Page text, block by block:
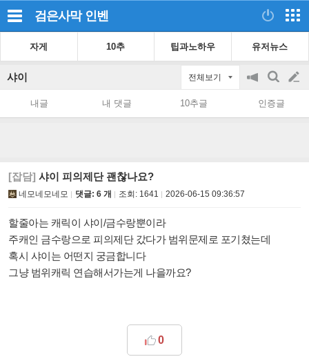
검은사막 인벤
자게 10추 팁과노하우 유저뉴스
샤이 전체보기
공
on/off
검
색
글
쓰
내글 내 댓글 10추글 인증글
[잡담] 샤이 피의제단 괜찮나요?
네모네모네모 댓글: 6 개 조회: 1641 2026-06-15 09:36:57
할줄아는 캐릭이 샤이/금수랑뿐이라
주캐인 금수랑으로 피의제단 갔다가 범위문제로 포기쳤는데
혹시 샤이는 어떤지 궁금합니다
그냥 범위캐릭 연습해서가는게 나을까요?
0